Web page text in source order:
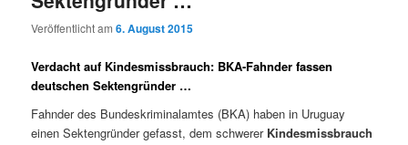
Veröffentlicht am6. August 2015
Verdacht auf Kindesmissbrauch: BKA-Fahnder fassen
deutschen Sektengründer …
Fahnder des Bundeskriminalamtes (BKA) haben in Uruguay
einen Sektengründer gefasst, dem schwerer Kindesmissbrauch